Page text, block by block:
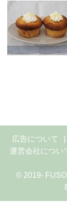
広告について
運営会社につい
© 2019-